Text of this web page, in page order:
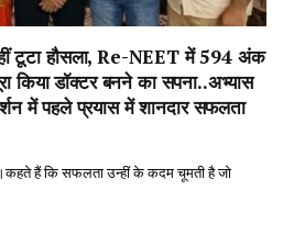
नहीं टूटा हौसला, Re-NEET में 594 अंक
किया डॉक्टर बनने का सपना..अभ्यास
में पहले प्रयास में शानदार सफलता
हैं कि सफलता उन्हीं के कदम चूमती है जो